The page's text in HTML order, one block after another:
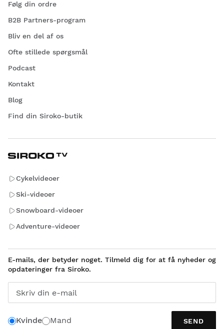
Følg din ordre
B2B Partners-program
Bliv en del af os
Ofte stillede spørgsmål
Podcast
Kontakt
Blog
Find din Siroko-butik
Cykelvideoer
Ski-videoer
Snowboard-videoer
Adventure-videoer
E-mails, der betyder noget. Tilmeld dig for at få nyheder og
opdateringer fra Siroko.
Skriv din e-mail
Kvinde Mand SEND